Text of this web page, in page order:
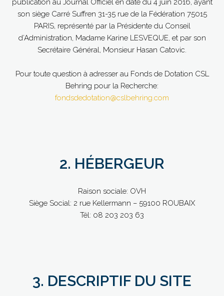
publication au Journal Officiel en date du 4 juin 2016, ayant
son siège Carré Suffren 31-35 rue de la Fédération 75015
PARIS, représenté par la Présidente du Conseil
d’Administration, Madame Karine LESVEQUE, et par son
Secrétaire Général, Monsieur Hasan Catovic.
Pour toute question à adresser au Fonds de Dotation CSL
Behring pour la Recherche:
fondsdedotation@cslbehring.com
2. HÉBERGEUR
Raison sociale: OVH
Siège Social: 2 rue Kellermann – 59100 ROUBAIX
Tél: 08 203 203 63
3. DESCRIPTIF DU SITE